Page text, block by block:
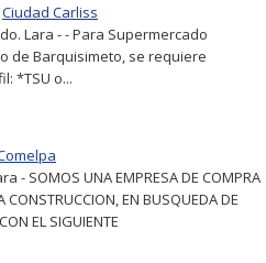
Ciudad Carliss
Lara - - Para Supermercado
de Barquisimeto, se requiere
*TSU o...
- SOMOS UNA EMPRESA DE COMPRA
CONSTRUCCION, EN BUSQUEDA DE
, CON EL SIGUIENTE